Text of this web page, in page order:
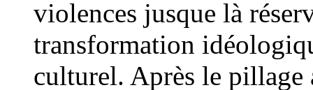
violences jusque là
transformation
culturel. Après le pillage